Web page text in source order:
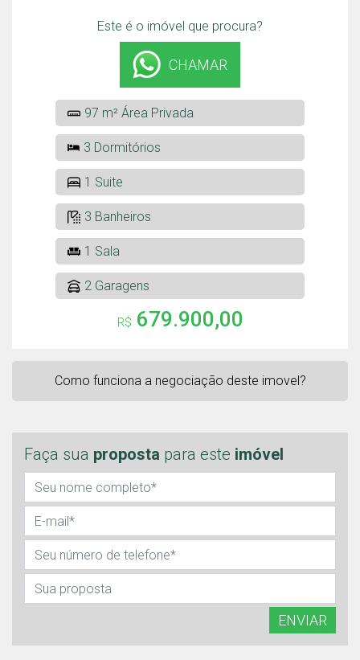
Faça sua proposta para este imóvel
ENVIAR
Este é o imóvel que procura?
CHAMAR
97 m² Área Privada
3 Dormitórios
1 Suite
3 Banheiros
1 Sala
2 Garagens
R$ 679.900,00
Como funciona a negociação deste imovel?